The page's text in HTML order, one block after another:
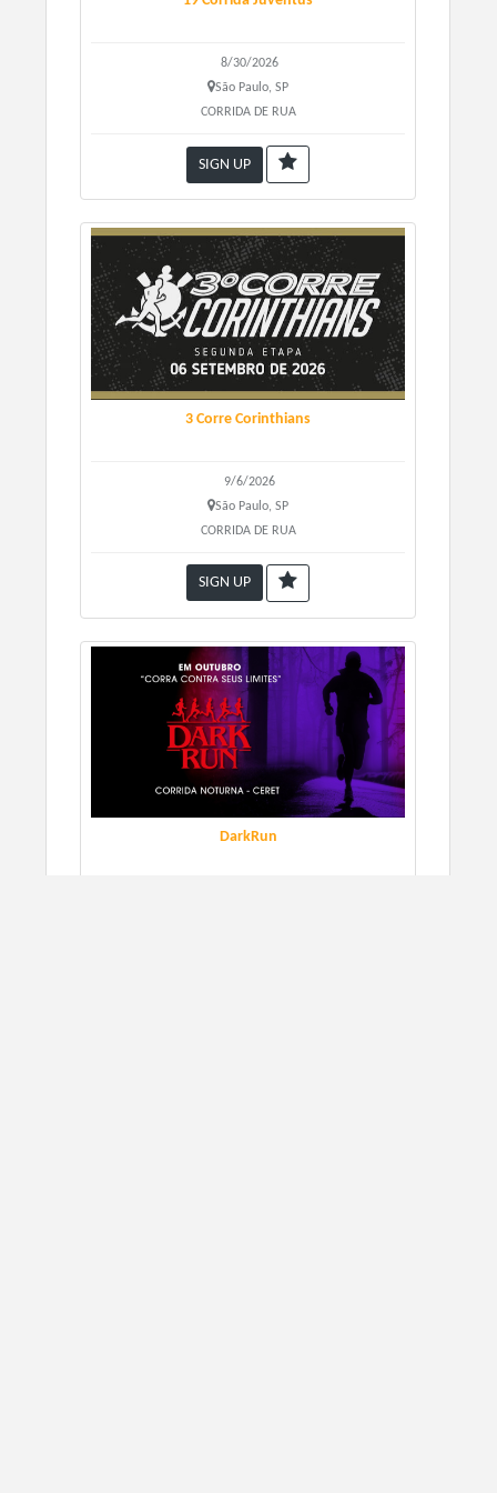
local a ser determinado pela organização
8/30/2026
São Paulo, SP
CORRIDA DE RUA
SIGN UP
3 Corre Corinthians
9/6/2026
São Paulo, SP
CORRIDA DE RUA
SIGN UP
DarkRun